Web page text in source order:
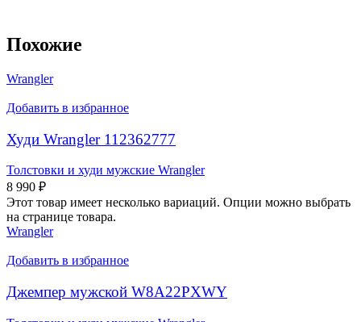
Похожие
Wrangler
Добавить в избранное
Худи Wrangler 112362777
Толстовки и худи мужские Wrangler
8 990 ₽
Этот товар имеет несколько вариаций. Опции можно выбрать
на странице товара.
Wrangler
Добавить в избранное
Джемпер мужской W8A22PXWY